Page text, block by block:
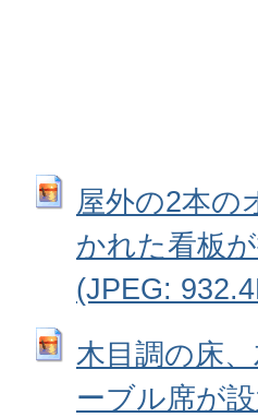
屋外の2本の
かれた看板
(JPEG:
木目調の床
ーブル席が